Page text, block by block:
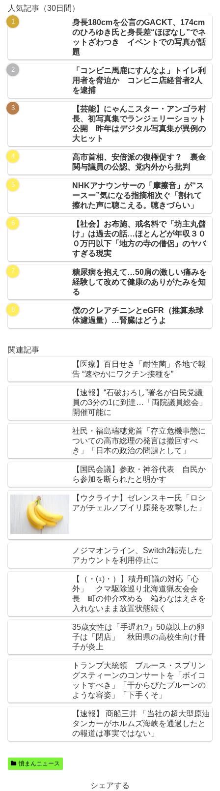
人気記事（30日間）
身長180cmを公言のGACKT、174cm
のひろゆき氏と身長差“ほぼなし”でネ
ットざわつき イベントでの写真が話
題
「コンビニ馬鹿にすんなよ」トイレ利
用者を脅迫か コンビニ店経営者2人
を逮捕
【芸能】にゃんこスター・アンゴラ村
長、初写真集でランジェリーショット
公開 昨年はデジタル写真集が異例の
大ヒット
高市首相、安倍派の復権促す？ 裏金
関与議員の公認、党内外から批判
NHKアナウンサーの「摩擦音」が“ス
ースー”気になる指摘相次ぐ「割れて
擦れた声に聴こえる。聴きづらい」
【社会】お布施、戒名料で「坊主丸儲
け」は過去の話…ほとんどが年収３０
０万円以下「地方の寺の僧侶」のヤバ
すぎる現実
糖尿病を抱えて…50肩の激しい痛みを
経験して改めて健康のありがたみを知
る
僕のクレアチニンとeGFR（推算糸球
体濾過量）…腎臓はどうよ
関連記事
【医療】百日せき「耐性菌」各地で報
告 “速やかにワクチン接種を”
【速報】“石破おろし”署名が自民党議
員の3分の1に到達…「両院議員総会」
開催可能に
社民・福島瑞穂党首「存立危機事態に
ついての高市総理の発言は撤回すべ
き」「日本の政治の問題として」
【国民会議】参政・神谷代表 自民か
ら参加を断られたと明かす
【ウクライナ】ゼレンスキー氏「ロシ
アがチェルノブイリ原発を攻撃した」
ノジマオンライン、Switch2転売した
アカウントを利用停止に
【（・(ｪ)・）】積丹町議の対応「心
外」 クマ駆除巡り北海道猟友会会
長 町の仲介求める 箱わなはえさを
入れないまま放置状態続く
35歳女性は「手遅れ?」50歳以上の卵
子は「閉店」 秋田県の高校生向け冊
子が炎上
トランプ大統領 ブルース・スプリン
グスティーンのコンサートを「ボイコ
ットすべき」「干からびたプルーンの
ような容姿」「下手くそ」
【速報】 商船三井 「当社の超大型原油
タンカーがホルムズ海峡を通過したと
の報道は事実ではない」
憤まんニュース
シェアする